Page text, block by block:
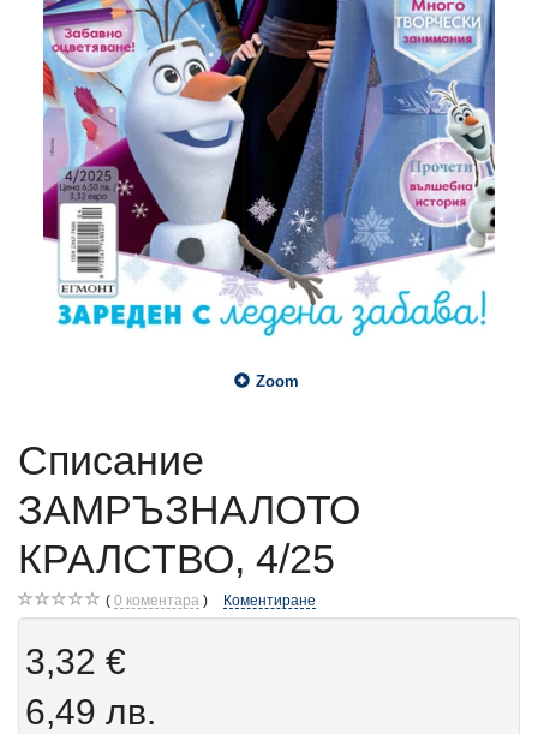
Zoom
Списание
ЗАМРЪЗНАЛОТО
КРАЛСТВО, 4/25
0 коментара Коментиране
3,32 €
6,49 лв.